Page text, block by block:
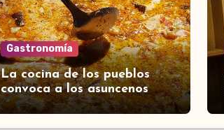
Gastronomía
La cocina de los pueblos
convoca a los asuncenos